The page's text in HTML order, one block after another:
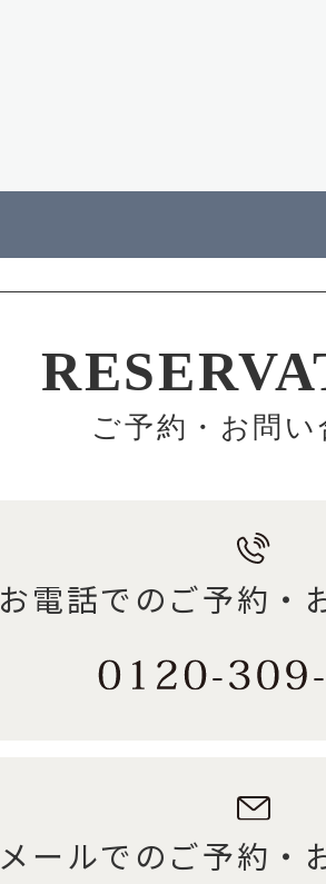
ご予約・お問
お電話でのご予約・
メールでのご予約・